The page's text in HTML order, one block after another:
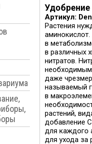
Удобрение
Артикул:
Растения
в
в различных
нитратов.
необходимым
даже
называемый
в
растений,
добавление
для каждого
для ухода за